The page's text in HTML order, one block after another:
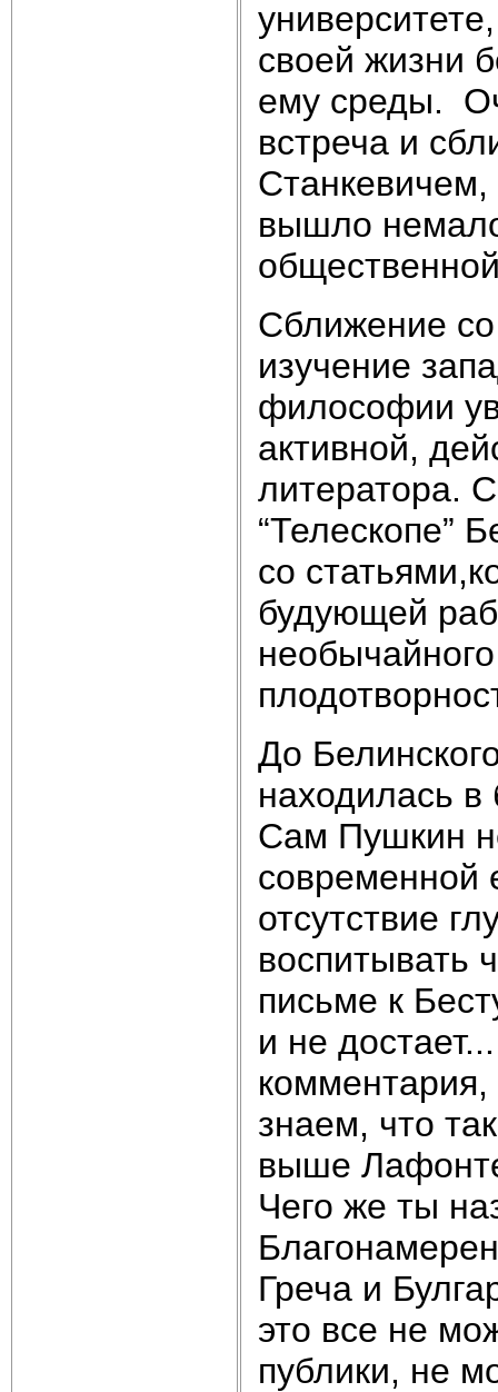
своей жизни
ему среды.
встреча и
Станкевичем,
вышло
Сближение
изучение
философии
активной,
литератора.
“Телескопе”
со
будующей
До
находилась
Сам Пушкин
современной
отсутствие
воспитывать
письме к
и не
знаем, что
выше
Чего же ты
Греча и
это все не
публики, не